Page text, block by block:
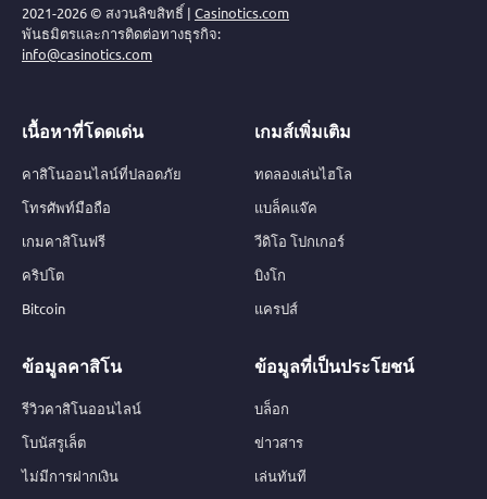
2021-2026 © สงวนลิขสิทธิ์ | Casinotics.com
พันธมิตรและการติดต่อทางธุรกิจ:
info@casinotics.com
เนื้อหาที่โดดเด่น
คาสิโนออนไลน์ที่ปลอดภัย
โทรศัพท์มือถือ
เกมคาสิโนฟรี
คริปโต
Bitcoin
เกมส์เพิ่มเติม
ทดลองเล่นไฮโล
แบล็คแจ๊ค
วีดิโอ โปกเกอร์
บิงโก
แครปส์
ข้อมูลคาสิโน
รีวิวคาสิโนออนไลน์
โบนัสรูเล็ต
ไม่มีการฝากเงิน
ข้อมูลที่เป็นประโยชน์
บล็อก
ข่าวสาร
เล่นทันที